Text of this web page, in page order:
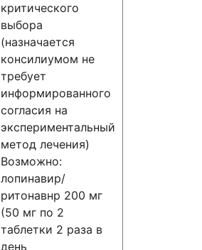
критического
выбора
(назначается
консилиумом не
требует
информированного
согласия на
экспериментальный
метод лечения)
Возможно:
лопинавир/
ритонавнр 200 мг
(50 мг по 2
таблетки 2 раза в
день